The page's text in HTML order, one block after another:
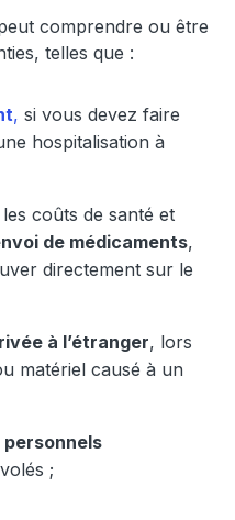
comprendre ou être
telles que :
, si vous devez faire
hospitalisation à
coûts de santé et
de médicaments,
directement sur le
à l’étranger, lors
matériel causé à un
;